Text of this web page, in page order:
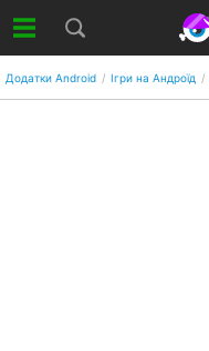
Додатки Android Ігри на Андроїд